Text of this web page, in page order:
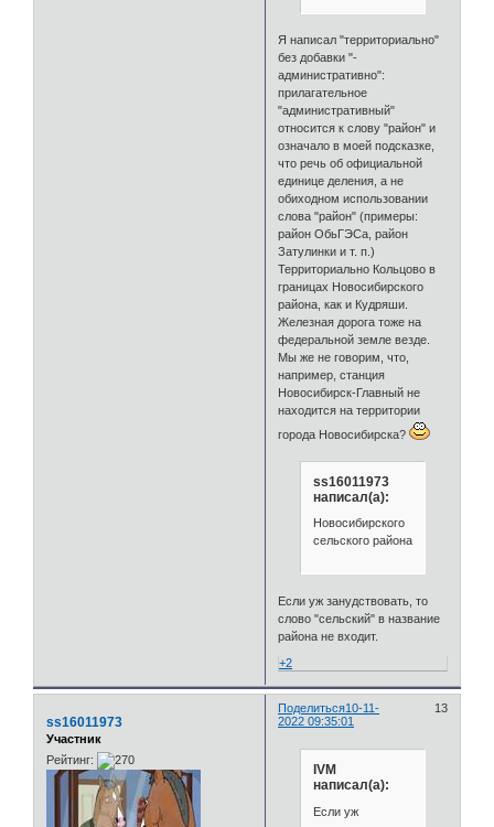
Я написал "территориально"
без добавки "-
административно":
прилагательное
"административный"
относится к слову "район" и
означало в моей подсказке,
что речь об официальной
единице деления, а не
обиходном использовании
слова "район" (примеры:
район ОбьГЭСа, район
Затулинки и т. п.)
Территориально Кольцово в
границах Новосибирского
района, как и Кудряши.
Железная дорога тоже на
федеральной земле везде.
Мы же не говорим, что,
например, станция
Новосибирск-Главный не
находится на территории
города Новосибирска?
ss16011973
написал(а):
Новосибирского
сельского района
Если уж занудствовать, то
слово "сельский" в название
района не входит.
+2
Поделиться 13
10-11-
2022 09:35:01
ss16011973
Участник
Рейтинг:
IVM
написал(а):
Если уж